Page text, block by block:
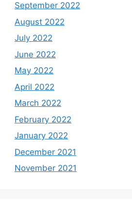
September 2022
August 2022
July 2022
June 2022
May 2022
April 2022
March 2022
February 2022
January 2022
December 2021
November 2021